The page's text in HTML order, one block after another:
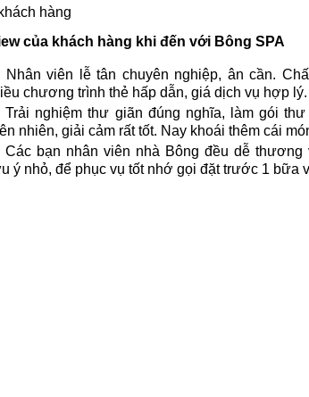
hàng
của khách hàng khi đến với Bông SPA
Nhân viên lễ tân chuyên nghiệp, ân cần.
chương trình thẻ hấp dẫn, giá dịch vụ hợp lý.
Trải nghiệm thư giãn đúng nghĩa, làm gói
nhiên, giải cảm rất tốt. Nay khoái thêm cái
Các bạn nhân viên nhà Bông đều dễ thương
ý nhỏ, để phục vụ tốt nhớ gọi đặt trước 1 bữa